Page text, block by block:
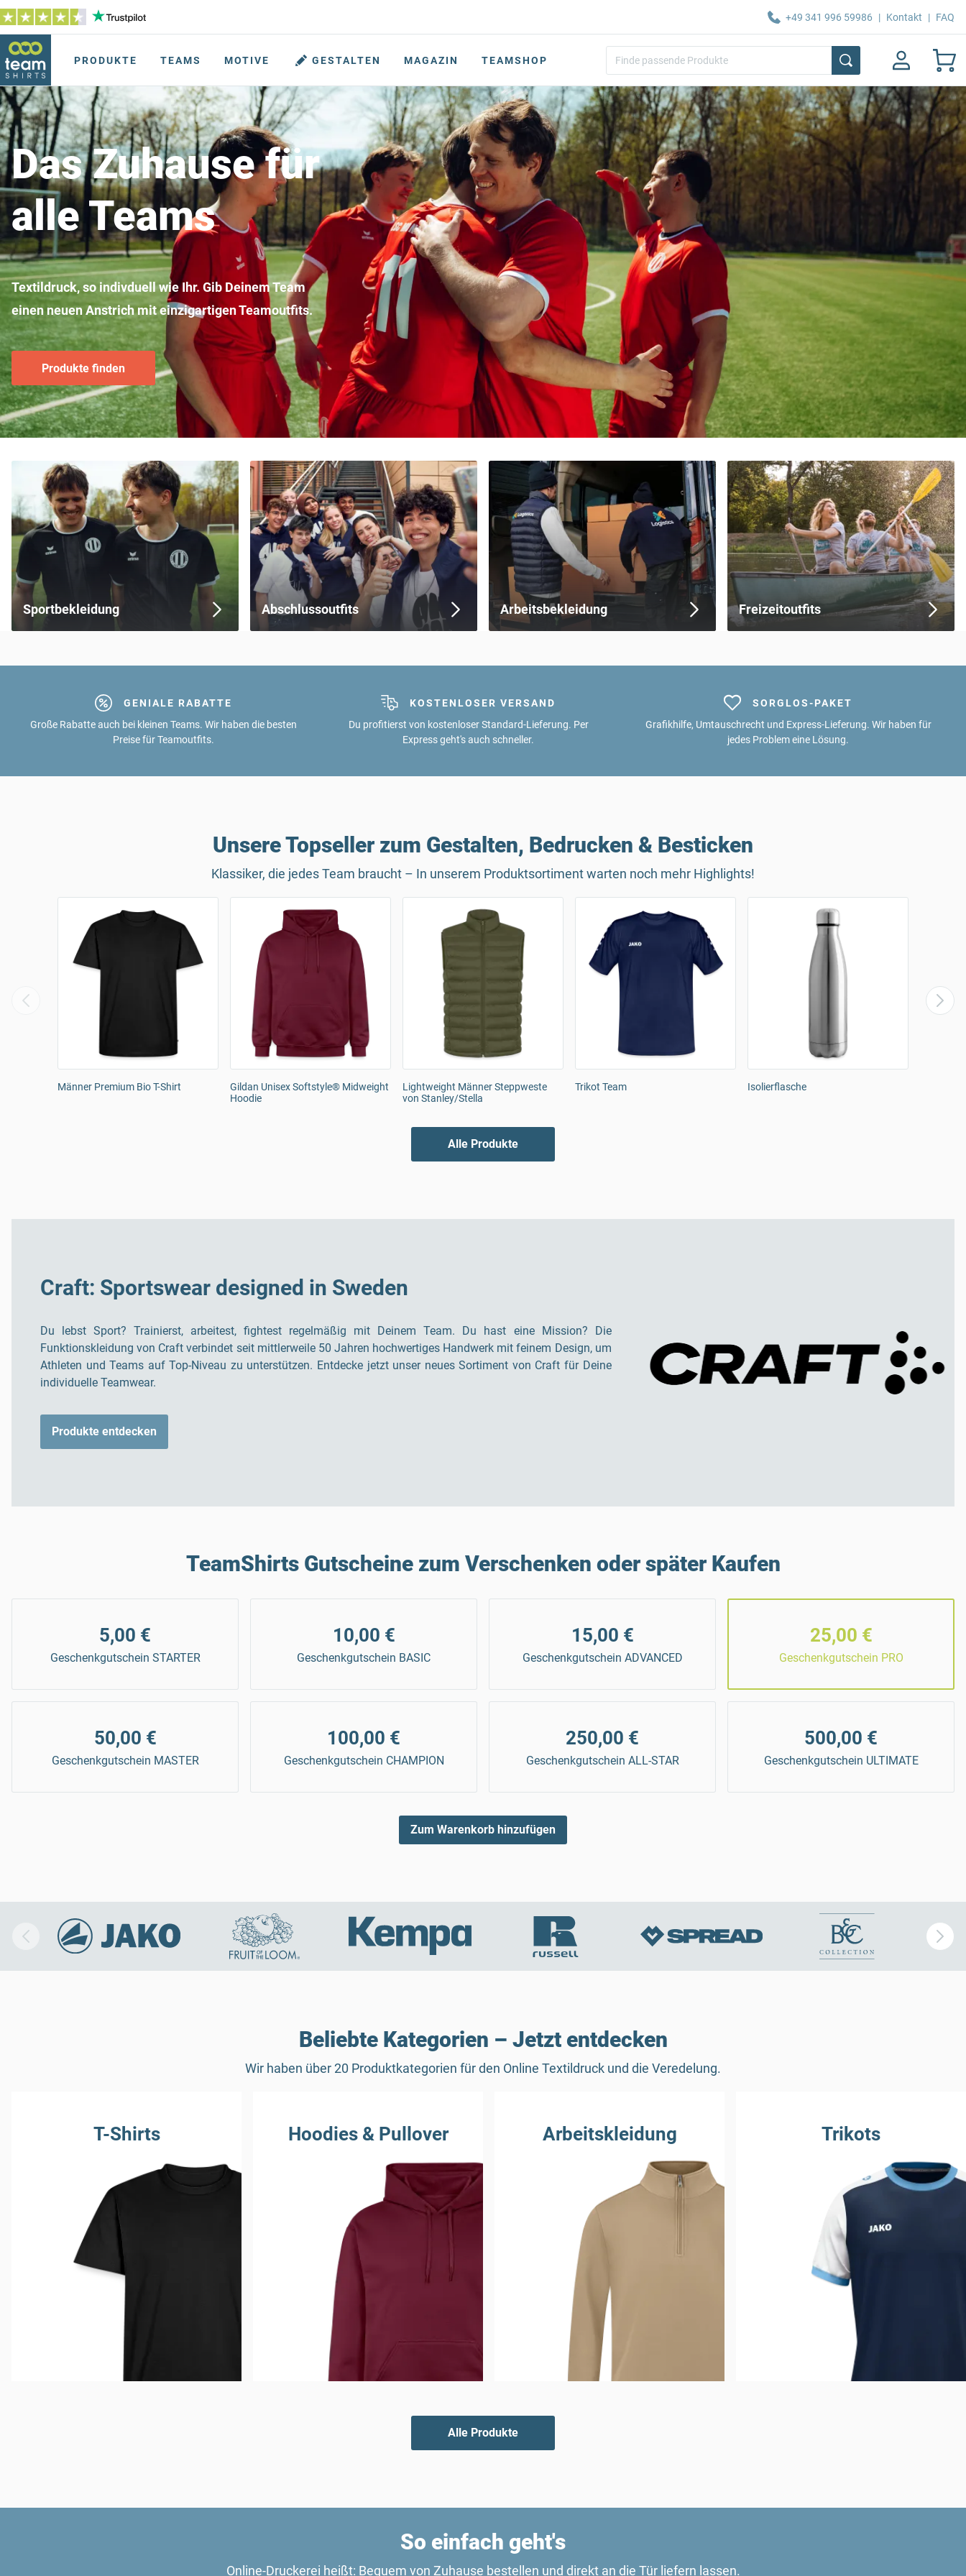
+49 341 996 59986 | Kontakt | FAQ
PRODUKTE TEAMS MOTIVE GESTALTEN MAGAZIN TEAMSHOP
Das Zuhause für
alle Teams
Textildruck, so indivduell wie Ihr. Gib Deinem Team
einen neuen Anstrich mit einzigartigen Teamoutfits.
Produkte finden
Sportbekleidung Abschlussoutfits Arbeitsbekleidung Freizeitoutfits
GENIALE RABATTE
Große Rabatte auch bei kleinen Teams. Wir haben die besten
Preise für Teamoutfits.
KOSTENLOSER VERSAND
Du profitierst von kostenloser Standard-Lieferung. Per
Express geht's auch schneller.
SORGLOS-PAKET
Grafikhilfe, Umtauschrecht und Express-Lieferung. Wir haben für
jedes Problem eine Lösung.
Unsere Topseller zum Gestalten, Bedrucken & Besticken
Klassiker, die jedes Team braucht – In unserem Produktsortiment warten noch mehr Highlights!
Männer Premium Bio T-Shirt
Gildan Unisex Softstyle® Midweight
Hoodie
Lightweight Männer Steppweste
von Stanley/Stella
Trikot Team Isolierflasche
Alle Produkte
Craft: Sportswear designed in Sweden
Du lebst Sport? Trainierst, arbeitest, fightest regelmäßig mit Deinem Team. Du hast eine Mission? Die
Funktionskleidung von Craft verbindet seit mittlerweile 50 Jahren hochwertiges Handwerk mit feinem Design, um
Athleten und Teams auf Top-Niveau zu unterstützen. Entdecke jetzt unser neues Sortiment von Craft für Deine
individuelle Teamwear.
Produkte entdecken
TeamShirts Gutscheine zum Verschenken oder später Kaufen
5,00 €
Geschenkgutschein STARTER
10,00 €
Geschenkgutschein BASIC
15,00 €
Geschenkgutschein ADVANCED
25,00 €
Geschenkgutschein PRO
50,00 €
Geschenkgutschein MASTER
100,00 €
Geschenkgutschein CHAMPION
250,00 €
Geschenkgutschein ALL-STAR
500,00 €
Geschenkgutschein ULTIMATE
Zum Warenkorb hinzufügen
Beliebte Kategorien – Jetzt entdecken
Wir haben über 20 Produktkategorien für den Online Textildruck und die Veredelung.
T-Shirts Hoodies & Pullover Arbeitskleidung Trikots
Alle Produkte
So einfach geht's
Online-Druckerei heißt: Bequem von Zuhause bestellen und direkt an die Tür liefern lassen.